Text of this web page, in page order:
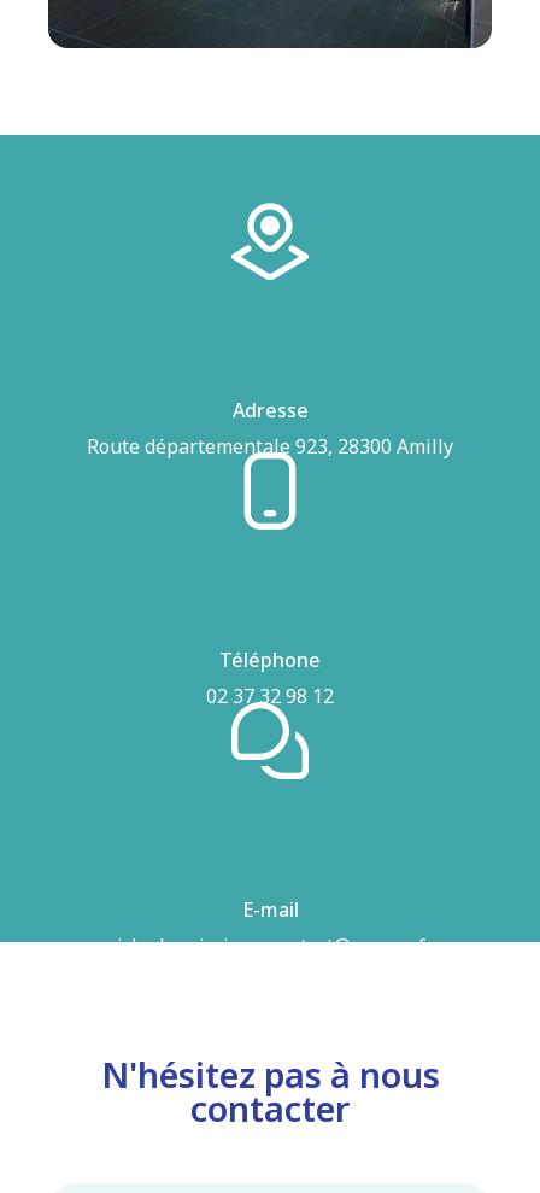
Adresse
Route départementale 923, 28300 Amilly
Téléphone
02 37 32 98 12
E-mail
airhydro.piscines-contact@orange.fr
N'hésitez pas à nous
contacter